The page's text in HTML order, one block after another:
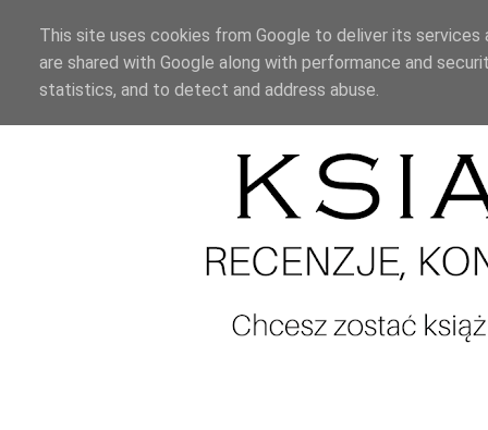
This site uses cookies from Google to deliver its
are shared with Google along with performance and
statistics, and to detect and address abuse.